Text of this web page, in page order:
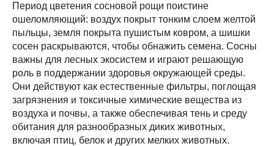
Период цветения сосновой рощи поистине
ошеломляющий: воздух покрыт тонким слоем желтой
пыльцы, земля покрыта пушистым ковром, а шишки
сосен раскрываются, чтобы обнажить семена. Сосны
важны для лесных экосистем и играют решающую
роль в поддержании здоровья окружающей среды.
Они действуют как естественные фильтры, поглощая
загрязнения и токсичные химические вещества из
воздуха и почвы, а также обеспечивая тень и среду
обитания для разнообразных диких животных,
включая птиц, белок и других мелких животных.